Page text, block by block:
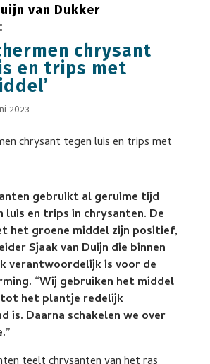
van Dukker
chrysant
en trips met
2023
gebruikt al geruime tijd
luis en trips in chrysanten. De
het groene middel zijn positief,
Sjaak van Duijn die binnen
verantwoordelijk is voor de
“Wij gebruiken het middel
het plantje redelijk
is. Daarna schakelen we over